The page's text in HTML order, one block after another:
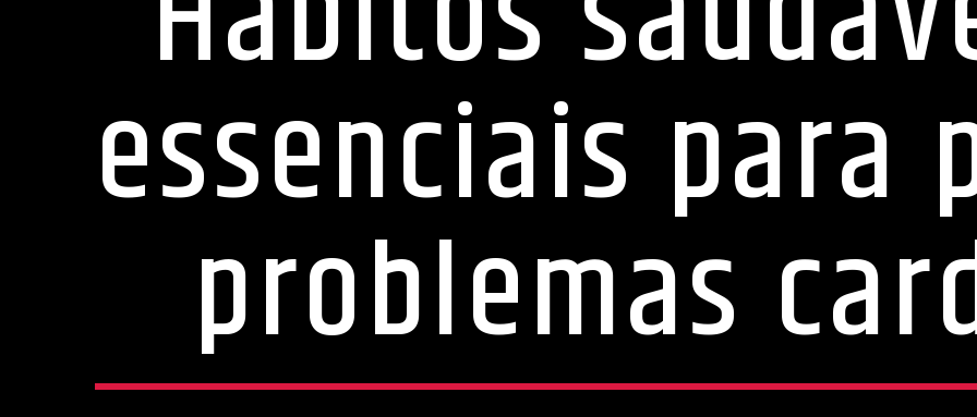
essenciais para
problemas